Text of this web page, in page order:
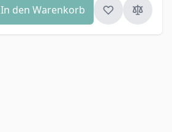
In den Warenkorb